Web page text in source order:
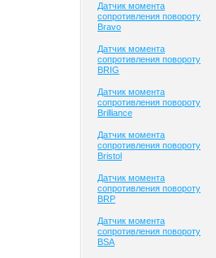
Датчик момента
сопротивления повороту
Bravo
Датчик момента
сопротивления повороту
BRIG
Датчик момента
сопротивления повороту
Brilliance
Датчик момента
сопротивления повороту
Bristol
Датчик момента
сопротивления повороту
BRP
Датчик момента
сопротивления повороту
BSA